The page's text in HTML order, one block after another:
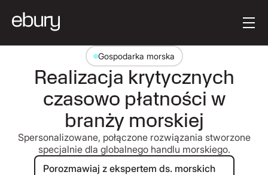
Gospodarka morska
Realizacja krytycznych
czasowo płatności w
branży morskiej
Spersonalizowane, połączone rozwiązania stworzone
specjalnie dla globalnego handlu morskiego.
Porozmawiaj z ekspertem ds.
Porozmawiaj z ekspertem ds. morskich